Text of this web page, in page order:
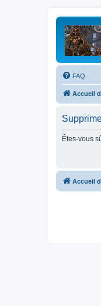
FAQ
Accueil
Êtes-vous
Accueil